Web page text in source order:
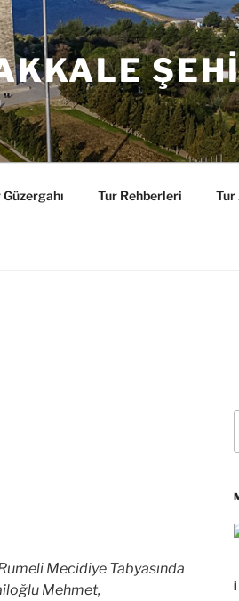
Güzergahı Tur Rehberleri Tur
Mecidiye Tabyasında
Mehmet,